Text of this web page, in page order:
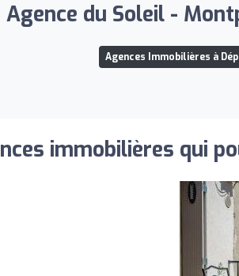
Agence du Soleil -
Agences Immobilières à
immobilières qui